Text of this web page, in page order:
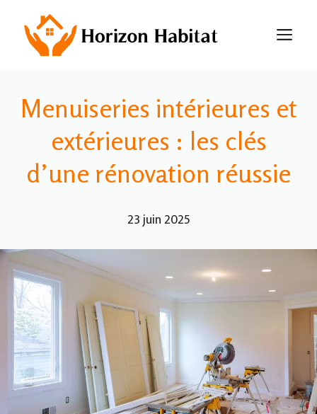
contenu
Menuiseries intérieures et
extérieures : les clés
d’une rénovation réussie
23 juin 2025